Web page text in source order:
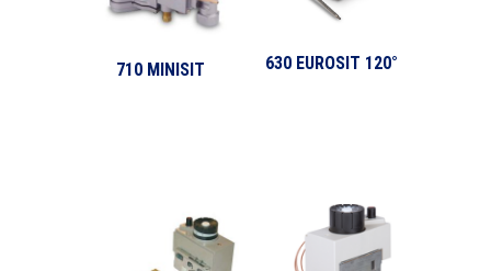
710 MINISIT 630 EUROSIT 120°